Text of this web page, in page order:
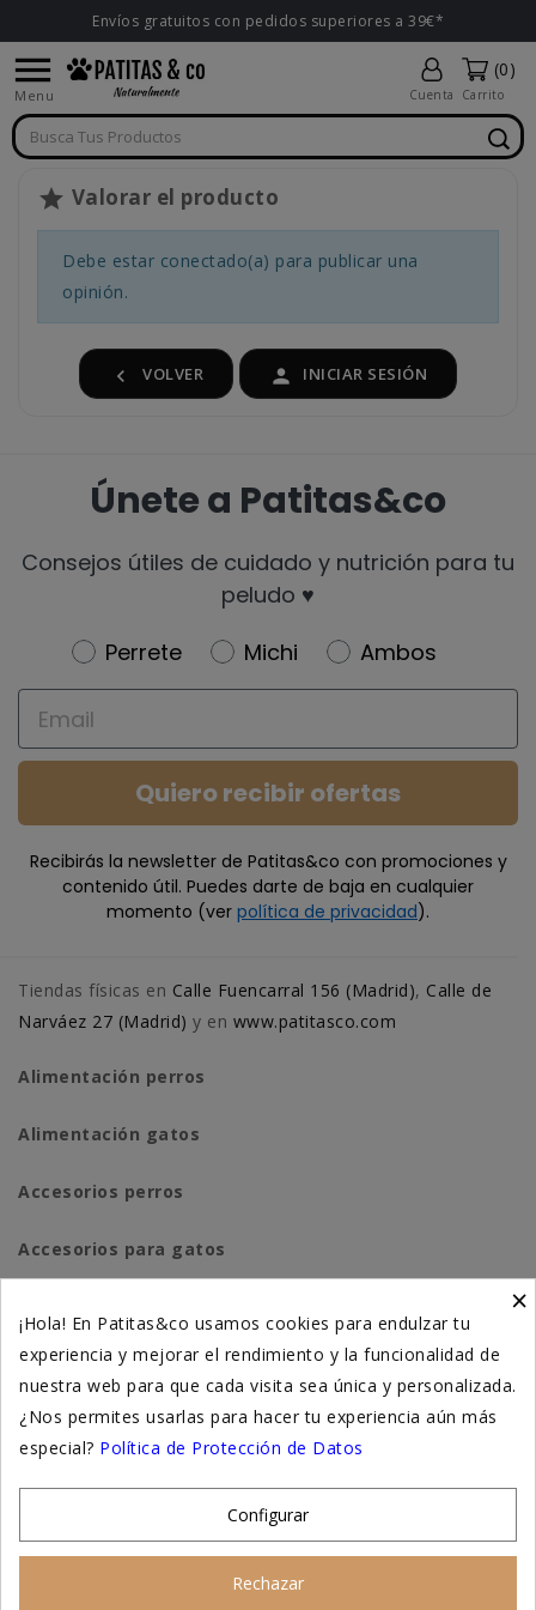
Envíos gratuitos con pedidos superiores a 39€*

Menu Cuenta
(0)
Carrito
 Valorar el producto
Debe estar conectado(a) para publicar una
opinión.
 VOLVER  INICIAR SESIÓN
Únete a Patitas&co
Consejos útiles de cuidado y nutrición para tu
peludo ♥️
Newsletter
Perrete Michi
Ambos
Email
Quiero recibir ofertas
Recibirás la newsletter de Patitas&co con promociones y
contenido útil. Puedes darte de baja en cualquier
momento (ver política de privacidad).
Tiendas físicas en Calle Fuencarral 156 (Madrid), Calle de
Narváez 27 (Madrid) y en www.patitasco.com
Alimentación perros
Alimentación gatos
Accesorios perros
Accesorios para gatos
Higiene y salud gatos
Suplementación natural
Nuestras tiendas
×
¡Hola! En Patitas&co usamos cookies para endulzar tu
experiencia y mejorar el rendimiento y la funcionalidad de
nuestra web para que cada visita sea única y personalizada.
¿Nos permites usarlas para hacer tu experiencia aún más
especial? Política de Protección de Datos
Configurar
Rechazar